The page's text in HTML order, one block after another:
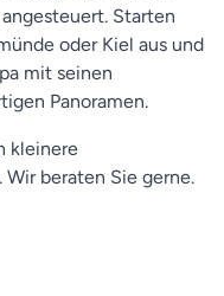
Starten
oder Kiel aus und
mit seinen
Panoramen.
kleinere
beraten Sie gerne.